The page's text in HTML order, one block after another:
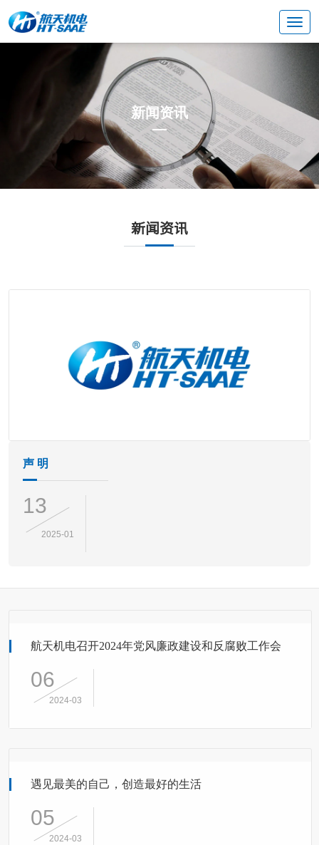
新闻资讯
新闻资讯
声 明
13
2025-01
航天机电召开2024年党风廉政建设和反腐败工作会
06
2024-03
遇见最美的自己，创造最好的生活
05
2024-03